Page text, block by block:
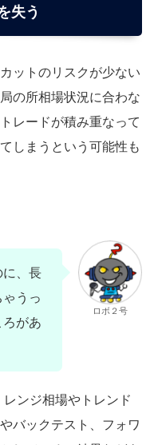
失う
ットのリスクが少ない
の所相場状況に合わな
レードが積み重なって
しまうという可能性も
、長
うっ
があ
ロボ２号
ンジ相場やトレンド
バックテスト、フォワ